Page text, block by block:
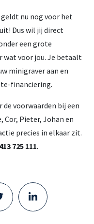
nu nog voor het
Dus wil jij direct
een grote
wat voor jou. Je betaalt
minigraver aan en
financiering.
de voorwaarden bij een
Cor, Pieter, Johan en
precies in elkaar zit.
725 111.